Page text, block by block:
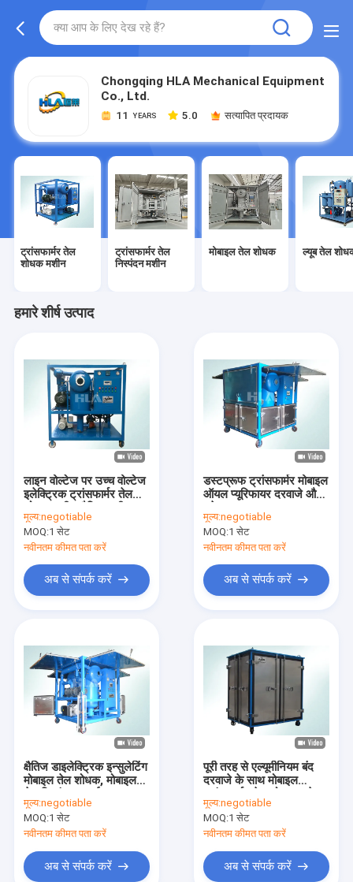
Chongqing HLA Mechanical Equipment
Co., Ltd.
11 YEARS 5.0 सत्यापित प्रदायक
ट्रांसफार्मर तेल
शोधक मशीन
ट्रांसफार्मर तेल
निस्पंदन मशीन
मोबाइल तेल शोधक ल्यूब तेल
हमारे शीर्ष उत्पाद
लाइन वोल्टेज पर उच्च वोल्टेज
इलेक्ट्रिक ट्रांसफार्मर तेल
मूल्य:negotiable
MOQ:1 सेट
नवीनतम कीमत पता करें
अब से संपर्क करें
डस्टप्रूफ ट्रांसफार्मर मोबाइल
ऑयल प्यूरिफायर दरवाजे और
मूल्य:negotiable
MOQ:1 सेट
नवीनतम कीमत पता करें
अब से संपर्क करें
क्षैतिज डाइलेक्ट्रिक इन्सुलेटिंग
मोबाइल तेल शोधक, मोबाइल
मूल्य:negotiable
MOQ:1 सेट
नवीनतम कीमत पता करें
अब से संपर्क करें
पूरी तरह से एल्यूमीनियम बंद
दरवाजे के साथ मोबाइल
निस्पंदन संयंत्र
मूल्य:negotiable
MOQ:1 सेट
नवीनतम कीमत पता करें
अब से संपर्क करें